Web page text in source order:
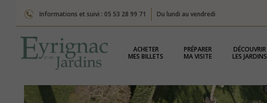
Informations et suivi : 05 53 28 99 71 Du lundi au vendredi
ACHETER
MES BILLETS
PRÉPARER
MA VISITE
DÉCOUVRIR
LES JARDINS